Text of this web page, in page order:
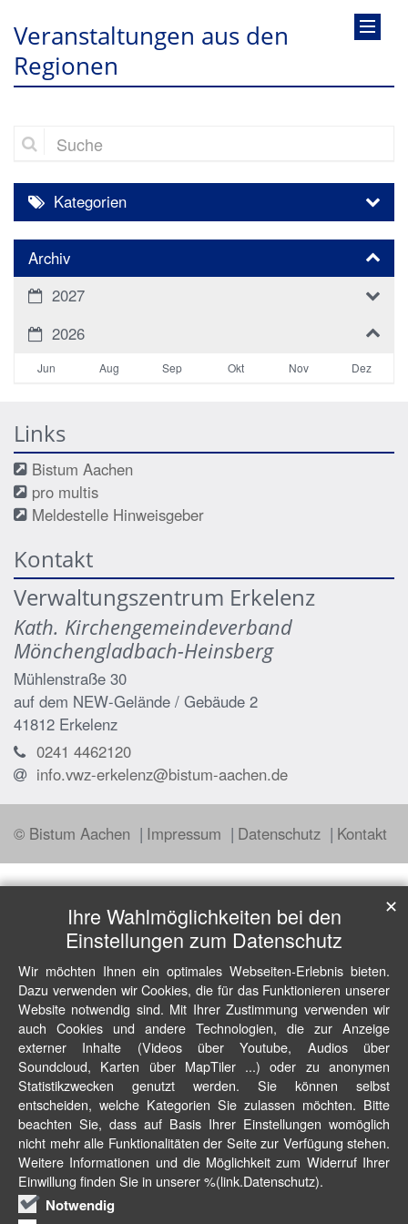
Veranstaltungen aus den
Regionen
Suche
Kategorien
Archiv
2027
2026
Jun Aug Sep Okt Nov Dez
Links
Bistum Aachen
pro multis
Meldestelle Hinweisgeber
Kontakt
Verwaltungszentrum Erkelenz
Kath. Kirchengemeindeverband
Mönchengladbach-Heinsberg
Mühlenstraße 30
auf dem NEW-Gelände / Gebäude 2
41812 Erkelenz
0241 4462120
info.vwz-erkelenz@bistum-aachen.de
© Bistum Aachen Impressum Datenschutz Kontakt
Ihre Wahlmöglichkeiten bei den
Einstellungen zum Datenschutz
Wir möchten Ihnen ein optimales Webseiten-Erlebnis bieten.
Dazu verwenden wir Cookies, die für das Funktionieren unserer
Website notwendig sind. Mit Ihrer Zustimmung verwenden wir
auch Cookies und andere Technologien, die zur Anzeige
externer Inhalte (Videos über Youtube, Audios über
Soundcloud, Karten über MapTiler ...) oder zu anonymen
Statistikzwecken genutzt werden. Sie können selbst
entscheiden, welche Kategorien Sie zulassen möchten. Bitte
beachten Sie, dass auf Basis Ihrer Einstellungen womöglich
nicht mehr alle Funktionalitäten der Seite zur Verfügung stehen.
Weitere Informationen und die Möglichkeit zum Widerruf Ihrer
Einwillung finden Sie in unserer %(link.Datenschutz).
Notwendig
✕